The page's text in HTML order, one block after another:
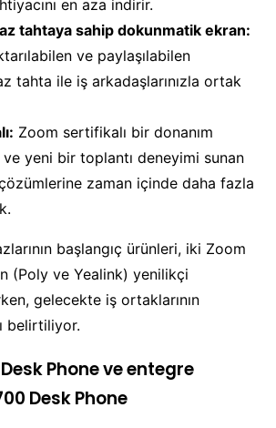
en aza indirir.
tahtaya sahip dokunmatik ekran:
ve paylaşılabilen
tahta ile iş arkadaşlarınızla ortak
Zoom sertifikalı bir donanım
yeni bir toplantı deneyimi sunan
zaman içinde daha fazla
başlangıç ürünleri, iki Zoom
(Poly ve Yealink) yenilikçi
gelecekte iş ortaklarının
belirtiliyor.
Phone ve entegre
Desk Phone